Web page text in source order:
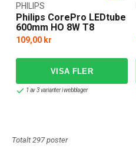
Philips CorePro LEDtube
600mm HO 8W T8
PHILIPS
109,00 kr
1 av 3 varianter i webblager
Totalt 297 poster